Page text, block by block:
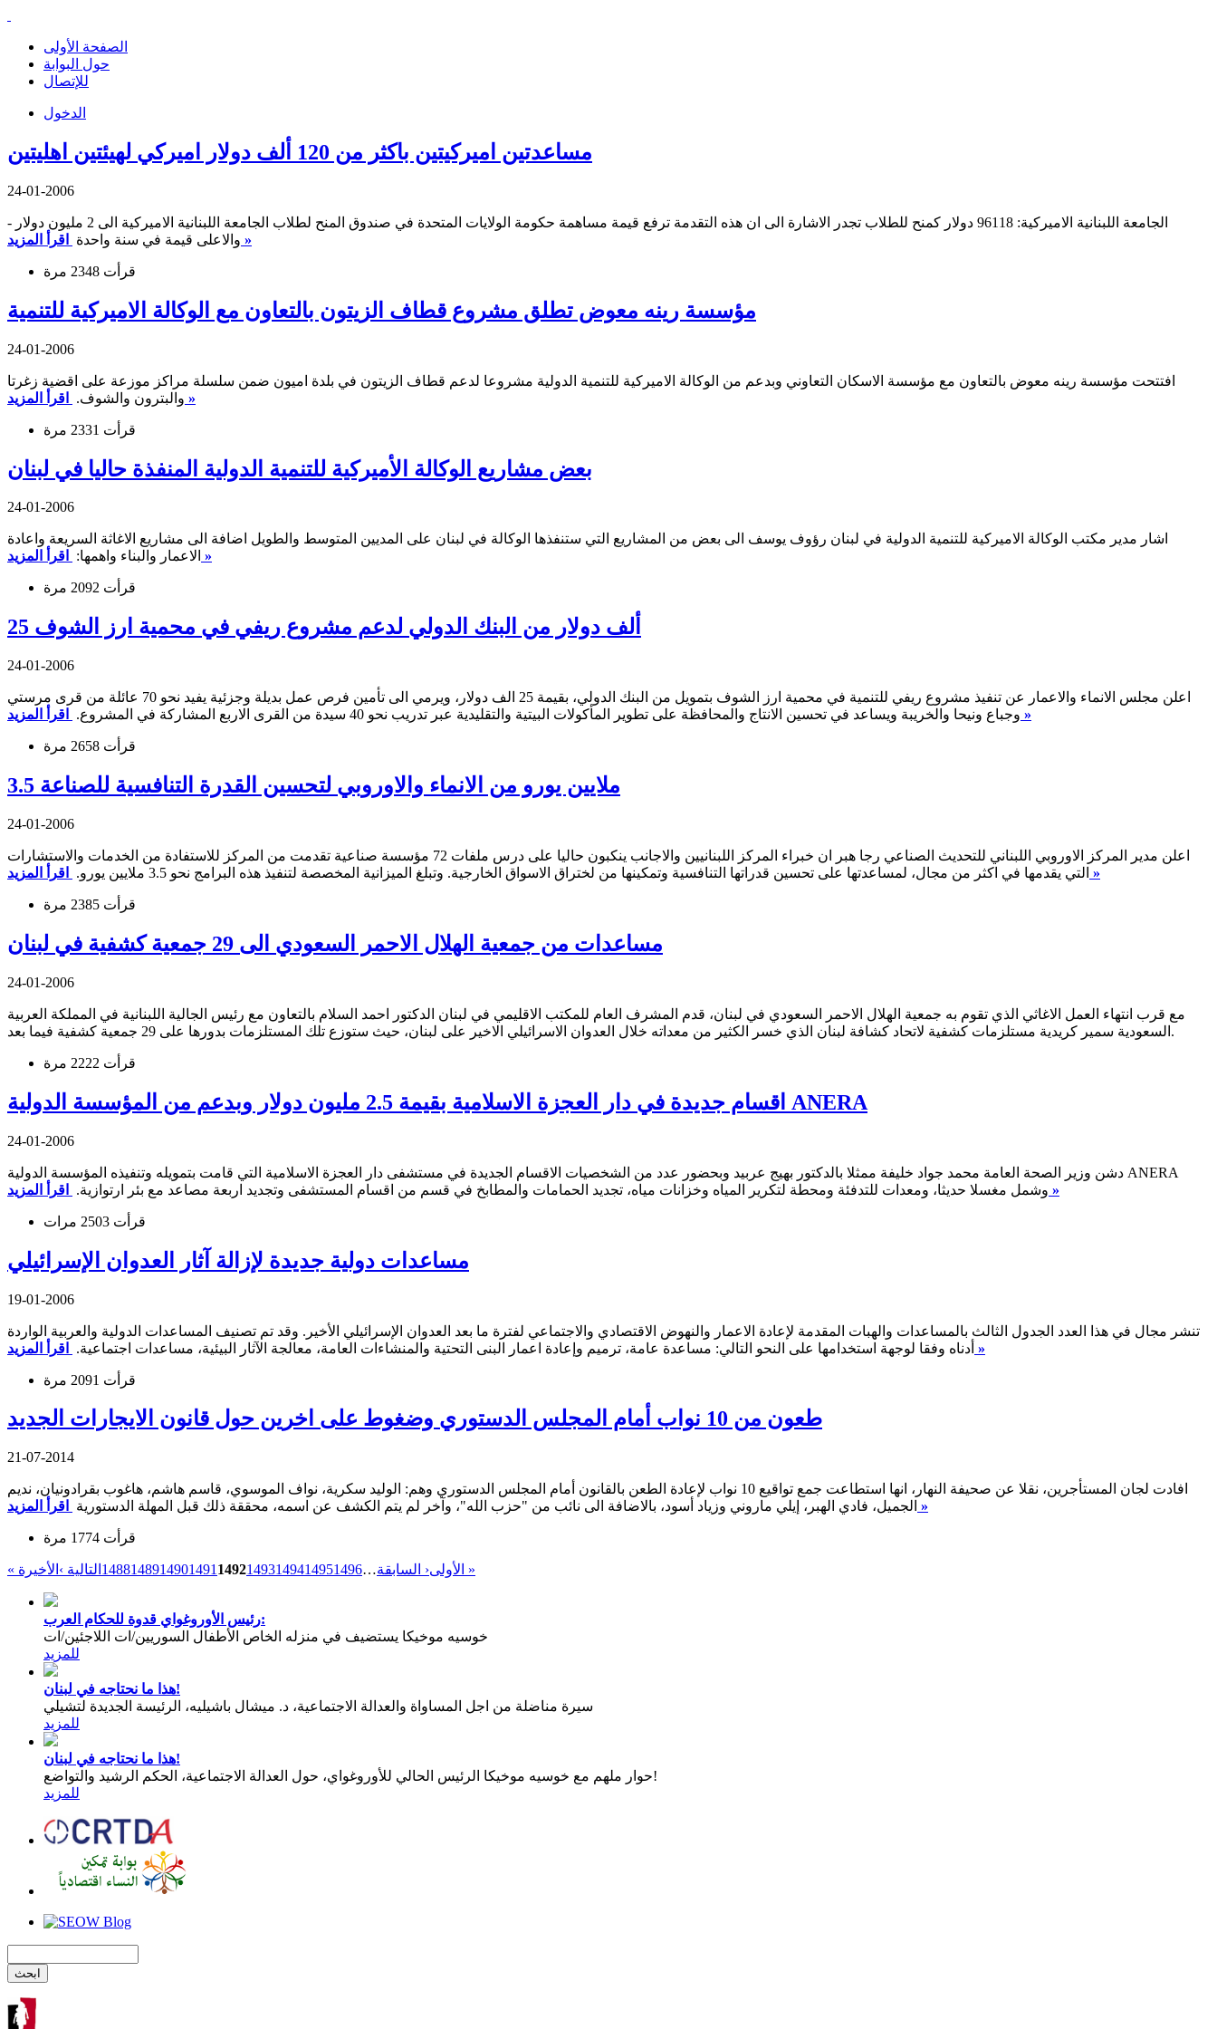
الصفحة الأولى
حول البوابة
للإتصال
الدخول
مساعدتين اميركيتين باكثر من 120 ألف دولار اميركي لهيئتين اهليتين
24-01-2006
- الجامعة اللبنانية الاميركية: 96118 دولار كمنح للطلاب تجدر الاشارة الى ان هذه التقدمة ترفع قيمة مساهمة حكومة الولايات المتحدة في صندوق المنح لطلاب الجامعة اللبنانية الاميركية الى 2 مليون دولار
والاعلى قيمة في سنة واحدة اقرأ المزيد »
قرأت 2348 مرة
مؤسسة رينه معوض تطلق مشروع قطاف الزيتون بالتعاون مع الوكالة الاميركية للتنمية
24-01-2006
افتتحت مؤسسة رينه معوض بالتعاون مع مؤسسة الاسكان التعاوني وبدعم من الوكالة الاميركية للتنمية الدولية مشروعا لدعم قطاف الزيتون في بلدة اميون ضمن سلسلة مراكز موزعة على اقضية زغرتا
والبترون والشوف. اقرأ المزيد »
قرأت 2331 مرة
بعض مشاريع الوكالة الأميركية للتنمية الدولية المنفذة حاليا في لبنان
24-01-2006
اشار مدير مكتب الوكالة الاميركية للتنمية الدولية في لبنان رؤوف يوسف الى بعض من المشاريع التي ستنفذها الوكالة في لبنان على المديين المتوسط والطويل اضافة الى مشاريع الاغاثة السريعة واعادة
الاعمار والبناء واهمها: اقرأ المزيد »
قرأت 2092 مرة
25 ألف دولار من البنك الدولي لدعم مشروع ريفي في محمية ارز الشوف
24-01-2006
اعلن مجلس الانماء والاعمار عن تنفيذ مشروع ريفي للتنمية في محمية ارز الشوف بتمويل من البنك الدولي، بقيمة 25 الف دولار، ويرمي الى تأمين فرص عمل بديلة وجزئية يفيد نحو 70 عائلة من قرى مرستي
وجباع ونيحا والخريبة ويساعد في تحسين الانتاج والمحافظة على تطوير المأكولات البيتية والتقليدية عبر تدريب نحو 40 سيدة من القرى الاربع المشاركة في المشروع. اقرأ المزيد »
قرأت 2658 مرة
3.5 ملايين يورو من الانماء والاوروبي لتحسين القدرة التنافسية للصناعة
24-01-2006
اعلن مدير المركز الاوروبي اللبناني للتحديث الصناعي رجا هبر ان خبراء المركز اللبنانيين والاجانب ينكبون حاليا على درس ملفات 72 مؤسسة صناعية تقدمت من المركز للاستفادة من الخدمات والاستشارات
التي يقدمها في اكثر من مجال، لمساعدتها على تحسين قدراتها التنافسية وتمكينها من لختراق الاسواق الخارجية. وتبلغ الميزانية المخصصة لتنفيذ هذه البرامج نحو 3.5 ملايين يورو. اقرأ المزيد »
قرأت 2385 مرة
مساعدات من جمعية الهلال الاحمر السعودي الى 29 جمعية كشفية في لبنان
24-01-2006
مع قرب انتهاء العمل الاغاثي الذي تقوم به جمعية الهلال الاحمر السعودي في لبنان، قدم المشرف العام للمكتب الاقليمي في لبنان الدكتور احمد السلام بالتعاون مع رئيس الجالية اللبنانية في المملكة العربية
السعودية سمير كريدية مستلزمات كشفية لاتحاد كشافة لبنان الذي خسر الكثير من معداته خلال العدوان الاسرائيلي الاخير على لبنان، حيث ستوزع تلك المستلزمات بدورها على 29 جمعية كشفية فيما بعد.
قرأت 2222 مرة
اقسام جديدة في دار العجزة الاسلامية بقيمة 2.5 مليون دولار وبدعم من المؤسسة الدولية ANERA
24-01-2006
دشن وزير الصحة العامة محمد جواد خليفة ممثلا بالدكتور بهيج عربيد وبحضور عدد من الشخصيات الاقسام الجديدة في مستشفى دار العجزة الاسلامية التي قامت بتمويله وتنفيذه المؤسسة الدولية ANERA
وشمل مغسلا حديثا، ومعدات للتدفئة ومحطة لتكرير المياه وخزانات مياه، تجديد الحمامات والمطابخ في قسم من اقسام المستشفى وتجديد اربعة مصاعد مع بئر ارتوازية. اقرأ المزيد »
قرأت 2503 مرات
مساعدات دولية جديدة لإزالة آثار العدوان الإسرائيلي
19-01-2006
تنشر مجال في هذا العدد الجدول الثالث بالمساعدات والهبات المقدمة لإعادة الاعمار والنهوض الاقتصادي والاجتماعي لفترة ما بعد العدوان الإسرائيلي الأخير. وقد تم تصنيف المساعدات الدولية والعربية الواردة
أدناه وفقا لوجهة استخدامها على النحو التالي: مساعدة عامة، ترميم وإعادة اعمار البنى التحتية والمنشاءات العامة، معالجة الآثار البيئية، مساعدات اجتماعية. اقرأ المزيد »
قرأت 2091 مرة
طعون من 10 نواب أمام المجلس الدستوري وضغوط على اخرين حول قانون الايجارات الجديد
21-07-2014
افادت لجان المستأجرين، نقلا عن صحيفة النهار، انها استطاعت جمع تواقيع 10 نواب لإعادة الطعن بالقانون أمام المجلس الدستوري وهم: الوليد سكرية، نواف الموسوي، قاسم هاشم، هاغوب بقرادونيان، نديم
الجميل، فادي الهبر، إيلي ماروني وزياد أسود، بالاضافة الى نائب من "حزب الله"، وآخر لم يتم الكشف عن اسمه، محققة ذلك قبل المهلة الدستورية اقرأ المزيد »
قرأت 1774 مرة
« الأولى‹ السابقة…
1488148914901491 14921493149414951496 التالية › الأخيرة »
رئيس الأوروغواي قدوة للحكام العرب:
خوسيه موخيكا يستضيف في منزله الخاص الأطفال السوريين/ات اللاجئين/ات
للمزيد
هذا ما نحتاجه في لبنان!
سيرة مناضلة من اجل المساواة والعدالة الاجتماعية، د. ميشال باشيليه، الرئيسة الجديدة لتشيلي
للمزيد
هذا ما نحتاجه في لبنان!
حوار ملهم مع خوسيه موخيكا الرئيس الحالي للأوروغواي، حول العدالة الاجتماعية، الحكم الرشيد والتواضع!
للمزيد